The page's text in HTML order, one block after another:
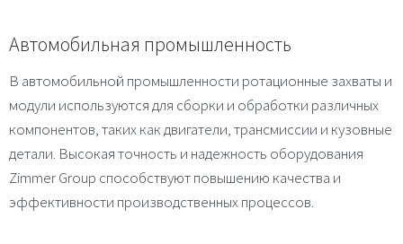
Автомобильная промышленность
В автомобильной промышленности ротационные захваты и
модули используются для сборки и обработки различных
компонентов, таких как двигатели, трансмиссии и кузовные
детали. Высокая точность и надежность оборудования
Zimmer Group способствуют повышению качества и
эффективности производственных процессов.